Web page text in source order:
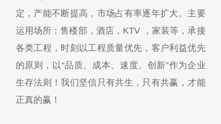
定，产能不断提高，市场占有率逐年扩大。主要
运用场所：售楼部，酒店，KTV ，家装等，承接
各类工程，时刻以工程质量优先，客户利益优先
的原则，以“品质、成本、速度、创新”作为企业
生存法则！我们坚信只有共生，只有共赢，才能
正真的赢！